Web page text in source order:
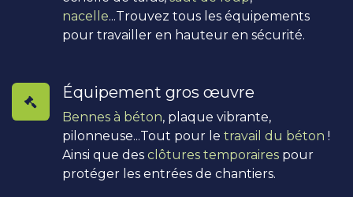
nacelle...Trouvez tous les équipements
pour travailler en hauteur en sécurité.
Équipement gros œuvre
Bennes à béton, plaque vibrante,
pilonneuse...Tout pour le travail du béton !
Ainsi que des clôtures temporaires pour
protéger les entrées de chantiers.